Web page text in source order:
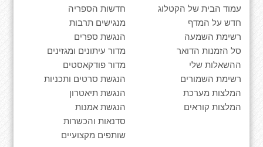
עמוד הבית של הקטלוג
חדש על המדף
רשימת השמעה
סל הזמנות הדואר
ההשאלות שלי
רשימת השמורים
המלצות מערכת
המלצות קוראים
חדשות הספריה
מנגישים תרבות
הנגשת ספרים
מדור עיתונים ומגזינים
מדור פודקאסטים
הנגשת סרטים ותכניות
הנגשת תיאטרון
הנגשת אמנות
סדנאות והכשרות
שותפים מקצועיים